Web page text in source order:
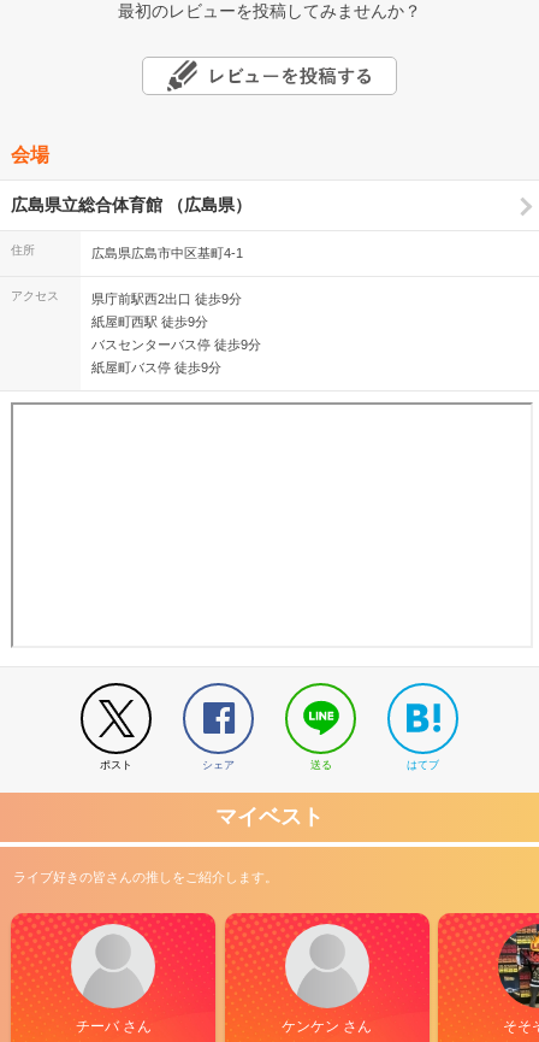
最初のレビューを投稿してみませんか？
会場
広島県立総合体育館 （広島県）
住所 広島県広島市中区基町4-1
アクセス
県庁前駅西2出口 徒歩9分
紙屋町西駅 徒歩9分
バスセンターバス停 徒歩9分
紙屋町バス停 徒歩9分
ポスト シェア 送る はてブ
マイベスト
ライブ好きの皆さんの推しをご紹介します。
チーバ さん ケンケン さん そそ